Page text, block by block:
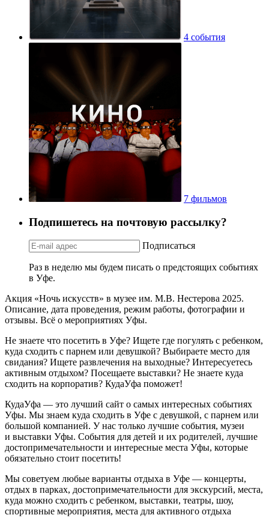
4 события
7 фильмов
Подпишетесь на почтовую рассылку?
Подписаться
Раз в неделю мы будем писать о предстоящих событиях
в Уфе.
Акция «Ночь искусств» в музее им. М.В. Нестерова 2025.
Описание, дата проведения, режим работы, фотографии и
отзывы. Всё о мероприятиях Уфы.
Не знаете что посетить в Уфе? Ищете где погулять с ребенком,
куда сходить с парнем или девушкой? Выбираете место для
свидания? Ищете развлечения на выходные? Интересуетесь
активным отдыхом? Посещаете выставки? Не знаете куда
сходить на корпоратив? КудаУфа поможет!
КудаУфа — это лучший сайт о самых интересных событиях
Уфы. Мы знаем куда сходить в Уфе с девушкой, с парнем или
большой компанией. У нас только лучшие события, музеи
и выставки Уфы. События для детей и их родителей, лучшие
достопримечательности и интересные места Уфы, которые
обязательно стоит посетить!
Мы советуем любые варианты отдыха в Уфе — концерты,
отдых в парках, достопримечательности для экскурсий, места,
куда можно сходить с ребенком, выставки, театры, шоу,
спортивные мероприятия, места для активного отдыха